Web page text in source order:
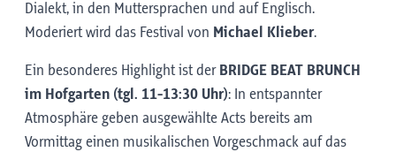
Dialekt, in den Muttersprachen und auf Englisch.
Moderiert wird das Festival von Michael Klieber.
Ein besonderes Highlight ist der BRIDGE BEAT BRUNCH
im Hofgarten (tgl. 11-13:30 Uhr): In entspannter
Atmosphäre geben ausgewählte Acts bereits am
Vormittag einen musikalischen Vorgeschmack auf das